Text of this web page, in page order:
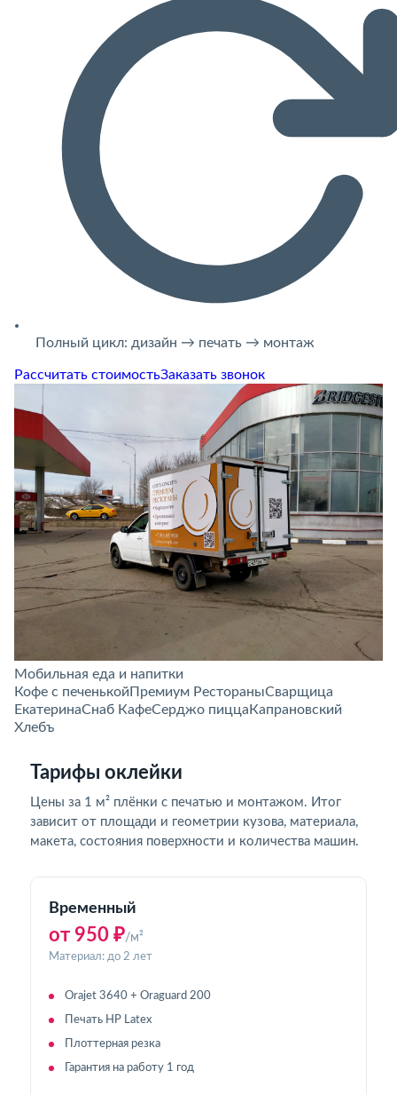
Полный цикл: дизайн → печать → монтаж
Рассчитать стоимостьЗаказать звонок
Мобильная еда и напитки
Кофе с печенькой Премиум РестораныСварщица
ЕкатеринаСнаб КафеСерджо пицца Капрановский
Хлебъ
Тарифы оклейки
Цены за 1 м² плёнки с печатью и монтажом. Итог
зависит от площади и геометрии кузова, материала,
макета, состояния поверхности и количества машин.
Временный
от 950 ₽/м²
Материал: до 2 лет
Orajet 3640 + Oraguard 200
Печать HP Latex
Плоттерная резка
Гарантия на работу 1 год